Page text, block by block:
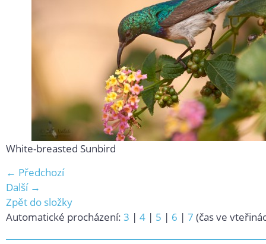
White-breasted Sunbird
← Předchozí
Další →
Zpět do složky
Automatické procházení: 3 | 4 | 5 | 6 | 7 (čas ve